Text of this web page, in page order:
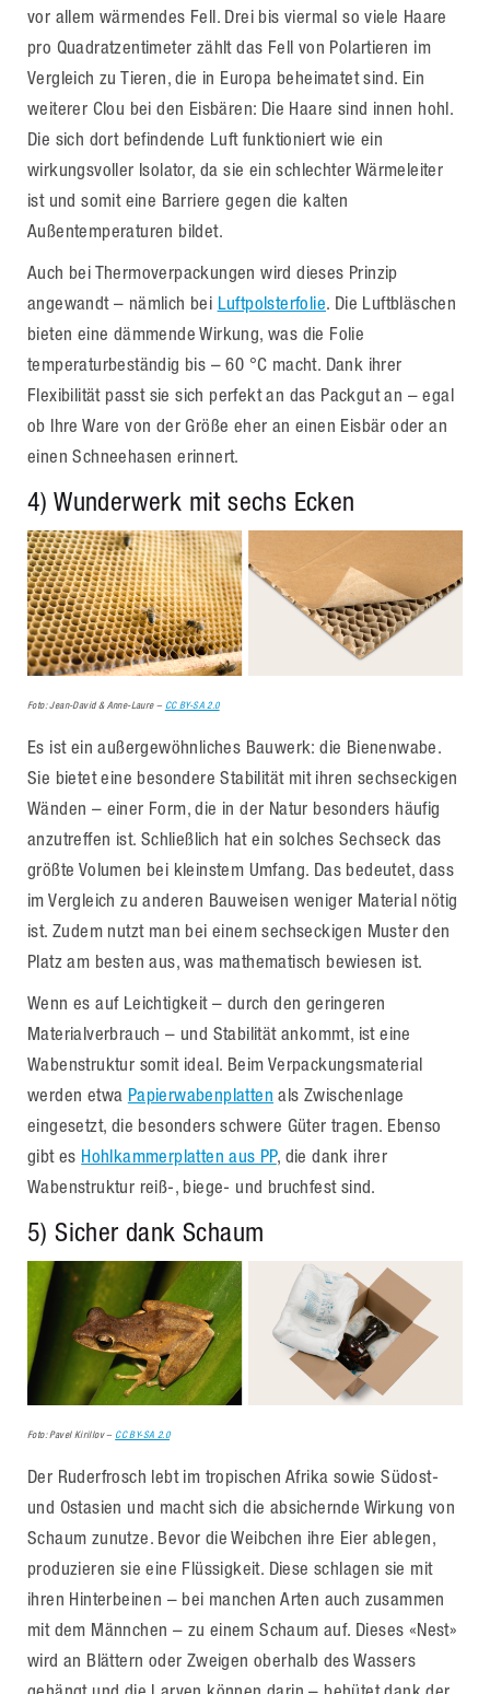
vor allem wärmendes Fell. Drei bis viermal so viele Haare
pro Quadratzentimeter zählt das Fell von Polartieren im
Vergleich zu Tieren, die in Europa beheimatet sind. Ein
weiterer Clou bei den Eisbären: Die Haare sind innen hohl.
Die sich dort befindende Luft funktioniert wie ein
wirkungsvoller Isolator, da sie ein schlechter Wärmeleiter
ist und somit eine Barriere gegen die kalten
Außentemperaturen bildet.
Auch bei Thermoverpackungen wird dieses Prinzip
angewandt – nämlich bei Luftpolsterfolie. Die Luftbläschen
bieten eine dämmende Wirkung, was die Folie
temperaturbeständig bis – 60 °C macht. Dank ihrer
Flexibilität passt sie sich perfekt an das Packgut an – egal
ob Ihre Ware von der Größe eher an einen Eisbär oder an
einen Schneehasen erinnert.
4) Wunderwerk mit sechs Ecken
Foto: Jean-David & Anne-Laure – CC BY-SA 2.0
Es ist ein außergewöhnliches Bauwerk: die Bienenwabe.
Sie bietet eine besondere Stabilität mit ihren sechseckigen
Wänden – einer Form, die in der Natur besonders häufig
anzutreffen ist. Schließlich hat ein solches Sechseck das
größte Volumen bei kleinstem Umfang. Das bedeutet, dass
im Vergleich zu anderen Bauweisen weniger Material nötig
ist. Zudem nutzt man bei einem sechseckigen Muster den
Platz am besten aus, was mathematisch bewiesen ist.
Wenn es auf Leichtigkeit – durch den geringeren
Materialverbrauch – und Stabilität ankommt, ist eine
Wabenstruktur somit ideal. Beim Verpackungsmaterial
werden etwa Papierwabenplatten als Zwischenlage
eingesetzt, die besonders schwere Güter tragen. Ebenso
gibt es Hohlkammerplatten aus PP, die dank ihrer
Wabenstruktur reiß-, biege- und bruchfest sind.
5) Sicher dank Schaum
Foto: Pavel Kirillov – CC BY-SA 2.0
Der Ruderfrosch lebt im tropischen Afrika sowie Südost-
und Ostasien und macht sich die absichernde Wirkung von
Schaum zunutze. Bevor die Weibchen ihre Eier ablegen,
produzieren sie eine Flüssigkeit. Diese schlagen sie mit
ihren Hinterbeinen – bei manchen Arten auch zusammen
mit dem Männchen – zu einem Schaum auf. Dieses «Nest»
wird an Blättern oder Zweigen oberhalb des Wassers